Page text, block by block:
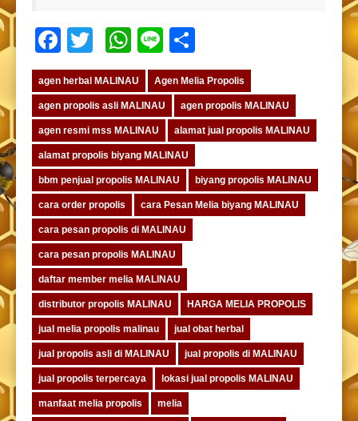
Facebook
TwitterWhatsApp
Line
agen herbal MALINAU Agen Melia Propolis
agen propolis asli MALINAU agen propolis MALINAU
agen resmi mss MALINAU alamat jual propolis MALINAU
alamat propolis biyang MALINAU
bbm penjual propolis MALINAU biyang propolis MALINAU
cara order propolis cara Pesan Melia biyang MALINAU
cara pesan propolis di MALINAU
cara pesan propolis MALINAU
daftar member melia MALINAU
distributor propolis MALINAU HARGA MELIA PROPOLIS
jual melia propolis malinau jual obat herbal
jual propolis asli di MALINAU jual propolis di MALINAU
jual propolis terpercaya lokasi jual propolis MALINAU
manfaat melia propolis melia